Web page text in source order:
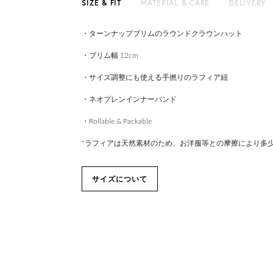
SIZE & FIT MATERIAL & CARE DELIVERY
・ターンナップブリムのラウンドクラウンハット
・ブリム幅 12cm
・サイズ調整にも使える手撚りのラフィア紐
・ネオプレンインナーバンド
・Rollable & Packable
*ラフィアは天然素材のため、お洋服等との摩擦により多
サイズについて